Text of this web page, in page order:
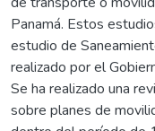
Panamá. Estos
estudio de
realizado por el
Se ha realizado una
sobre planes de